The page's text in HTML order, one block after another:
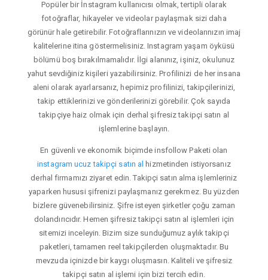
Popüler bir İnstagram kullanıcısı olmak, tertipli olarak
fotoğraflar, hikayeler ve videolar paylaşmak sizi daha
görünür hale getirebilir. Fotoğraflarınızın ve videolarınızın imaj
kalitelerine itina göstermelisiniz. Instagram yaşam öyküsü
bölümü boş bırakılmamalıdır. İlgi alanınız, işiniz, okulunuz
yahut sevdiğiniz kişileri yazabilirsiniz. Profilinizi de her insana
aleni olarak ayarlarsanız, hepimiz profilinizi, takipçilerinizi,
takip ettiklerinizi ve gönderilerinizi görebilir. Çok sayıda
takipçiye haiz olmak için derhal şifresiz takipçi satın al
işlemlerine başlayın.
En güvenli ve ekonomik biçimde insfollow Paketi olan
instagram ucuz takipçi satın al hizmetinden istiyorsanız
derhal firmamızı ziyaret edin. Takipçi satın alma işlemleriniz
yaparken hususi şifrenizi paylaşmanız gerekmez. Bu yüzden
bizlere güvenebilirsiniz. Şifre isteyen şirketler çoğu zaman
dolandırıcıdır. Hemen şifresiz takipçi satın al işlemleri için
sitemizi inceleyin. Bizim size sunduğumuz aylık takipçi
paketleri, tamamen reel takipçilerden oluşmaktadır. Bu
mevzuda içinizde bir kaygı oluşmasın. Kaliteli ve şifresiz
takipçi satın al işlemi için bizi tercih edin.